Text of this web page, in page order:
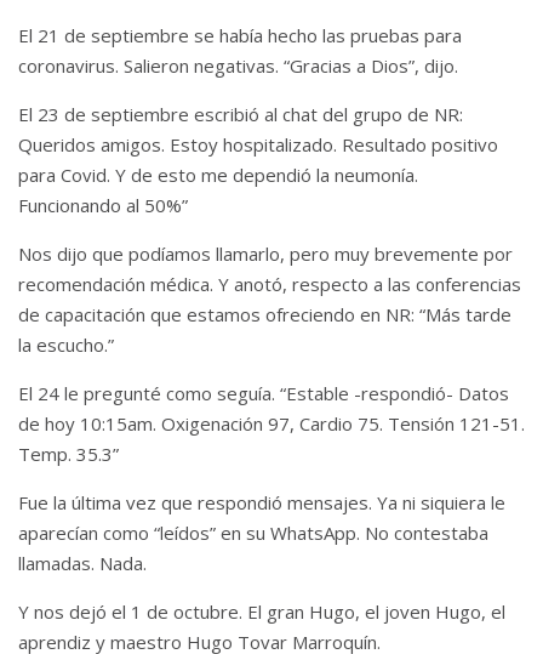
El 21 de septiembre se había hecho las pruebas para
coronavirus. Salieron negativas. “Gracias a Dios”, dijo.
El 23 de septiembre escribió al chat del grupo de NR:
Queridos amigos. Estoy hospitalizado. Resultado positivo
para Covid. Y de esto me dependió la neumonía.
Funcionando al 50%”
Nos dijo que podíamos llamarlo, pero muy brevemente por
recomendación médica. Y anotó, respecto a las conferencias
de capacitación que estamos ofreciendo en NR: “Más tarde
la escucho.”
El 24 le pregunté como seguía. “Estable -respondió- Datos
de hoy 10:15am. Oxigenación 97, Cardio 75. Tensión 121-51.
Temp. 35.3”
Fue la última vez que respondió mensajes. Ya ni siquiera le
aparecían como “leídos” en su WhatsApp. No contestaba
llamadas. Nada.
Y nos dejó el 1 de octubre. El gran Hugo, el joven Hugo, el
aprendiz y maestro Hugo Tovar Marroquín.